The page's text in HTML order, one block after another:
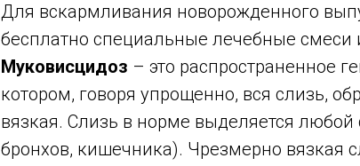
Для вскармливания новорожденного
бесплатно специальные лечебные смеси
Муковисцидоз – это распространенное
котором, говоря упрощенно, вся слизь,
вязкая. Слизь в норме выделяется любой
бронхов, кишечника). Чрезмерно вязкая